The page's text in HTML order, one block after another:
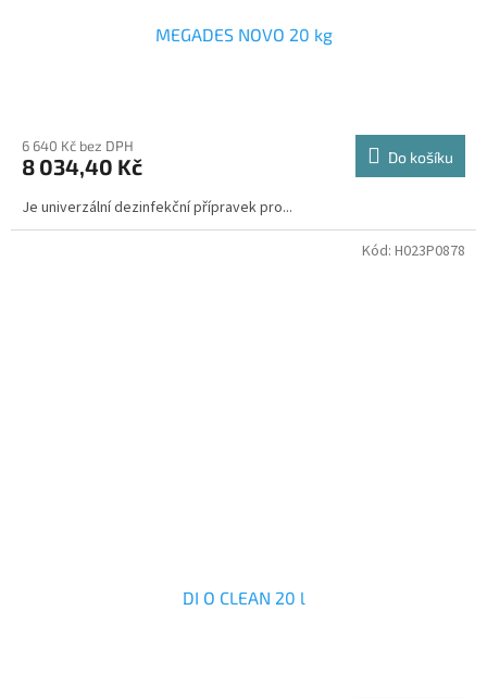
MEGADES NOVO 20 kg
6 640 Kč bez DPH
8 034,40 Kč Do košíku
Je univerzální dezinfekční přípravek pro...
DI O CLEAN 20 l
Kód: H023P0878